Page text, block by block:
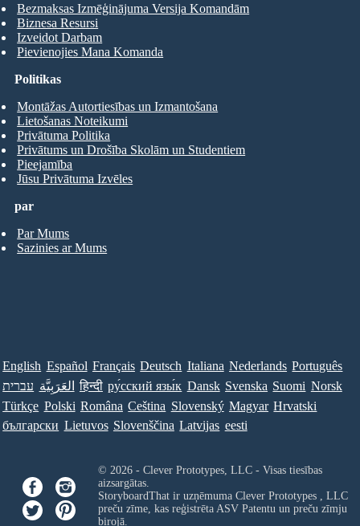
Bezmaksas Izmēģinājuma Versija Komandām
Biznesa Resursi
Izveidot Darbam
Pievienojies Mana Komanda
par
Par Mums
Sazinies ar Mums
Politikas
Montāžas Autortiesības un Izmantošana
Lietošanas Noteikumi
Privātuma Politika
Privātums un Drošība Skolām un Studentiem
Pieejamība
Jūsu Privātuma Izvēles
English Español Français Deutsch Italiana Nederlands Português
עברית العَرَبِيَّة हिन्दी ру́сский язы́к Dansk Svenska Suomi Norsk
Türkçe Polski Româna Ceština Slovenský Magyar Hrvatski
български Lietuvos Slovenščina Latvijas eesti
© 2026 - Clever Prototypes, LLC - Visas tiesības
aizsargātas.
StoryboardThat ir uzņēmuma Clever Prototypes , LLC
preču zīme, kas reģistrēta ASV Patentu un preču zīmju
birojā.